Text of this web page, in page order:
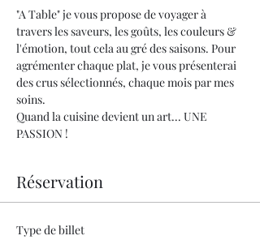
"A Table" je vous propose de voyager à
travers les saveurs, les goûts, les couleurs &
l'émotion, tout cela au gré des saisons. Pour
agrémenter chaque plat, je vous présenterai
des crus sélectionnés, chaque mois par mes
soins.
Quand la cuisine devient un art... UNE
PASSION !
Réservation
Type de billet